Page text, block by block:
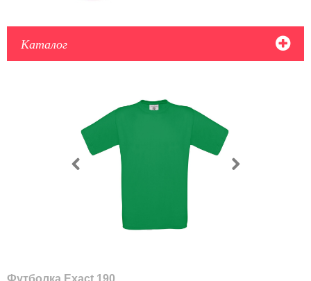
Каталог
Футболка Exact 190